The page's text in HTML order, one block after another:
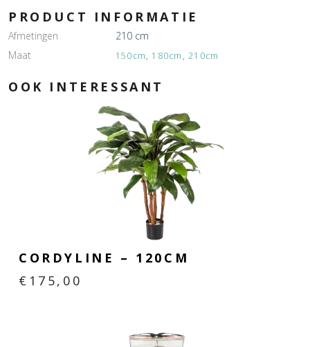
PRODUCT INFORMATIE
Afmetingen
210 cm
Maat
150cm, 180cm ,210cm
OOK INTERESSANT
CORDYLINE – 120CM
€ 175,00